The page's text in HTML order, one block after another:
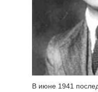
В июне 1941